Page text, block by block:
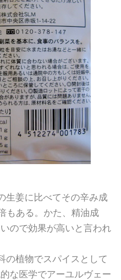
生姜に比べてその辛み成
もある。かた、精油成
ので効果が高いと言われ
の植物でスパイスとして
な医学でアーユルヴェー